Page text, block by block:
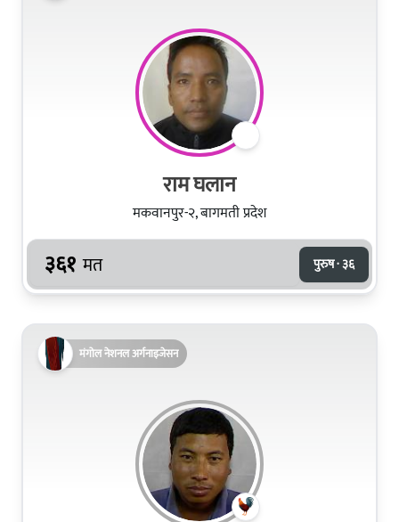
राम घलान
मकवानपुर-२, बागमती प्रदेश
३६१ मत पुरुष · ३६
मंगोल नेशनल अर्गनाइजेसन